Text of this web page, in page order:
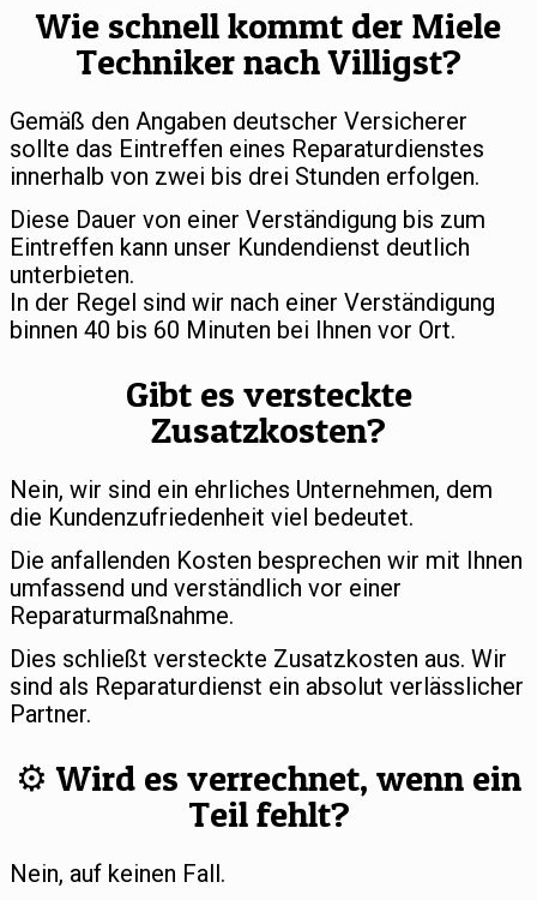
Wie schnell kommt der Miele
Techniker nach Villigst?
Gemäß den Angaben deutscher Versicherer
sollte das Eintreffen eines Reparaturdienstes
innerhalb von zwei bis drei Stunden erfolgen.
Diese Dauer von einer Verständigung bis zum
Eintreffen kann unser Kundendienst deutlich
unterbieten.
In der Regel sind wir nach einer Verständigung
binnen 40 bis 60 Minuten bei Ihnen vor Ort.
Gibt es versteckte
Zusatzkosten?
Nein, wir sind ein ehrliches Unternehmen, dem
die Kundenzufriedenheit viel bedeutet.
Die anfallenden Kosten besprechen wir mit Ihnen
umfassend und verständlich vor einer
Reparaturmaßnahme.
Dies schließt versteckte Zusatzkosten aus. Wir
sind als Reparaturdienst ein absolut verlässlicher
Partner.
⚙️ Wird es verrechnet, wenn ein
Teil fehlt?
Nein, auf keinen Fall.